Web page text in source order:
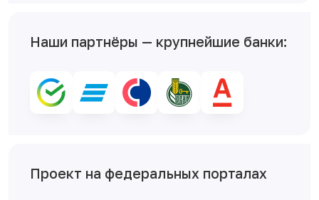
Наши партнёры — крупнейшие банки:
Проект на федеральных порталах